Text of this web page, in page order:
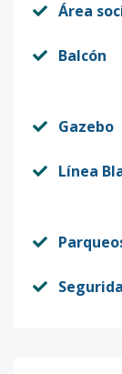
Área
Balcón
Gazebo
Línea